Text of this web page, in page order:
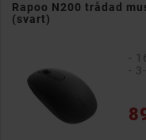
Rapoo N200 trådad
(svart)
-
-